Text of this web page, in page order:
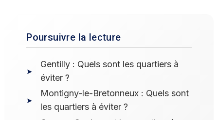
Poursuivre la lecture
Gentilly : Quels sont les quartiers à
éviter ?
Montigny-le-Bretonneux : Quels sont
les quartiers à éviter ?